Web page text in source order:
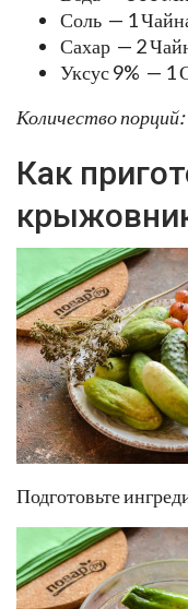
Соль — 1
Сахар — 2
Уксус 9% — 1
Количество
Как
Подготовьте